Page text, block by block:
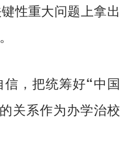
性重大问题上拿出
，把统筹好“中国
关系作为办学治校